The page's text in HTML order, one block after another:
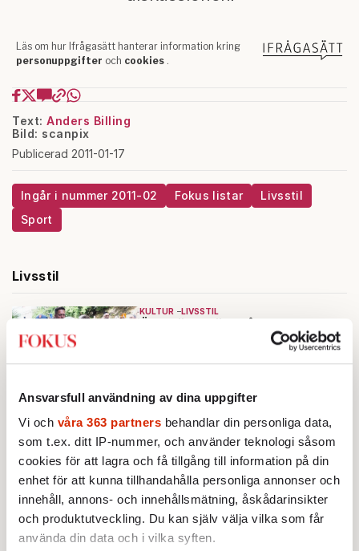
Ansvarsfull användning av dina uppgifter
Vi och våra 363 partners behandlar din personliga data,
som t.ex. ditt IP-nummer, och använder teknologi såsom
cookies för att lagra och få tillgång till information på din
enhet för att kunna tillhandahålla personliga annonser och
innehåll, annons- och innehållsmätning, åskådarinsikter
och produktutveckling. Du kan själv välja vilka som får
använda din data och i vilka syften.
Text: Anders Billing
Bild: scanpix
Publicerad 2011-01-17
Ingår i nummer 2011-02 Fokus listar
Livsstil
Sport
Livsstil
KULTUR LIVSSTIL
Öst möter väst på
Centraleuropas egna Cannes
Pamela Anderson: ”Jag ser bara
mer ut som mig själv”
Av: Gunnar Rehlin